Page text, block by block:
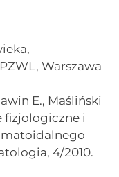
Warszawa
E., Maśliński
fizjologiczne i
4/2010.